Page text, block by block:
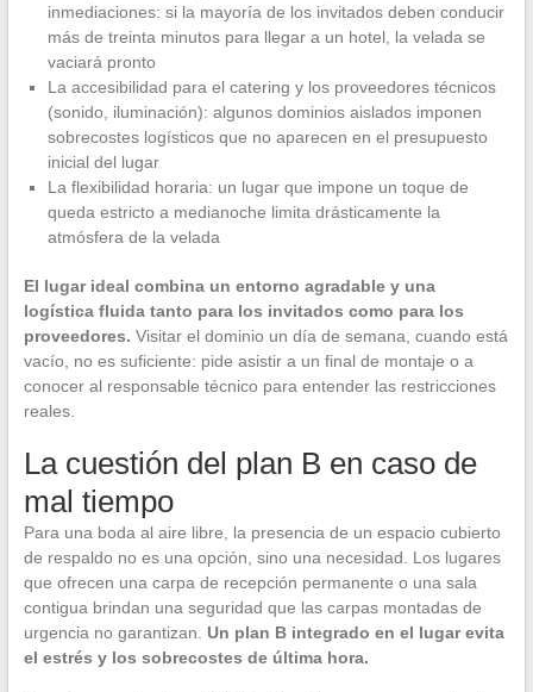
inmediaciones: si la mayoría de los invitados deben conducir
más de treinta minutos para llegar a un hotel, la velada se
vaciará pronto
La accesibilidad para el catering y los proveedores técnicos
(sonido, iluminación): algunos dominios aislados imponen
sobrecostes logísticos que no aparecen en el presupuesto
inicial del lugar
La flexibilidad horaria: un lugar que impone un toque de
queda estricto a medianoche limita drásticamente la
atmósfera de la velada
El lugar ideal combina un entorno agradable y una
logística fluida tanto para los invitados como para los
proveedores. Visitar el dominio un día de semana, cuando está
vacío, no es suficiente: pide asistir a un final de montaje o a
conocer al responsable técnico para entender las restricciones
reales.
La cuestión del plan B en caso de
mal tiempo
Para una boda al aire libre, la presencia de un espacio cubierto
de respaldo no es una opción, sino una necesidad. Los lugares
que ofrecen una carpa de recepción permanente o una sala
contigua brindan una seguridad que las carpas montadas de
urgencia no garantizan. Un plan B integrado en el lugar evita
el estrés y los sobrecostes de última hora.